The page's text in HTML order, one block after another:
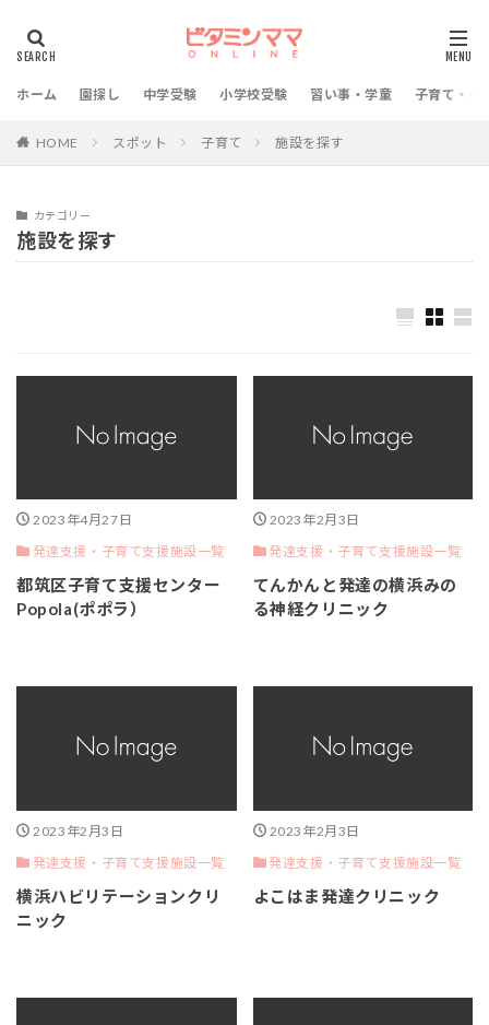
ホーム 園探し 中学受験 小学校受験 習い事・学童 子育て・教
HOME スポット 子育て 施設を探す
カテゴリー
施設を探す
2023年4月27日
発達支援・子育て支援施設一覧
都筑区子育て支援センター
Popola(ポポラ）
2023年2月3日
発達支援・子育て支援施設一覧
てんかんと発達の横浜みの
る神経クリニック
2023年2月3日
発達支援・子育て支援施設一覧
横浜ハビリテーションクリ
ニック
2023年2月3日
発達支援・子育て支援施設一覧
よこはま発達クリニック